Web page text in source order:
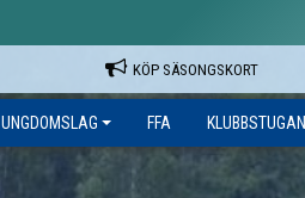
KÖP SÄSONGSKORT
UNGDOMSLAG FFA KLUBBSTUGAN